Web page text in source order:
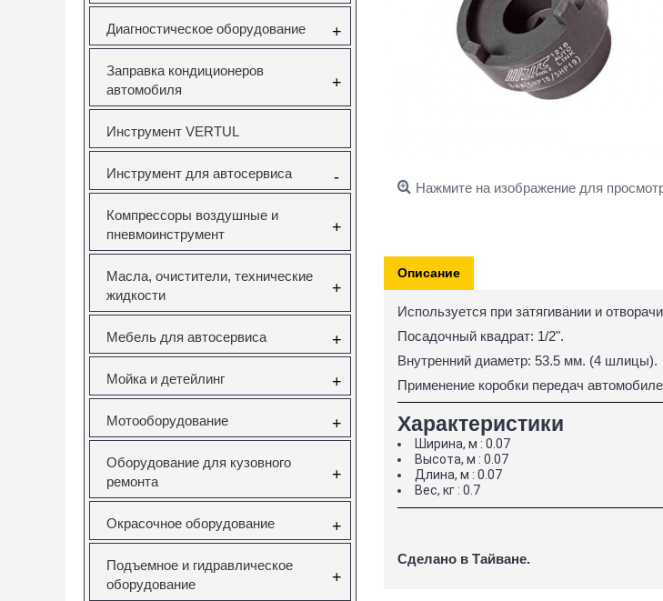
Диагностическое оборудование +
Заправка кондиционеров
автомобиля
+
Инструмент VERTUL
Инструмент для автосервиса -
Компрессоры воздушные и
пневмоинструмент
+
Масла, очистители, технические
жидкости
+
Мебель для автосервиса +
Мойка и детейлинг +
Мотооборудование +
Оборудование для кузовного
ремонта
+
Окрасочное оборудование +
Подъемное и гидравлическое
оборудование
+
Нажмите на изображение для
Описание
Используется при затягивании и
Посадочный квадрат: 1/2".
Внутренний диаметр: 53.5 мм. (4 шлицы).
Применение коробки передач
Характеристики
Ширина, м : 0.07
Высота, м : 0.07
Длина, м : 0.07
Вес, кг : 0.7
Сделано в Тайване.